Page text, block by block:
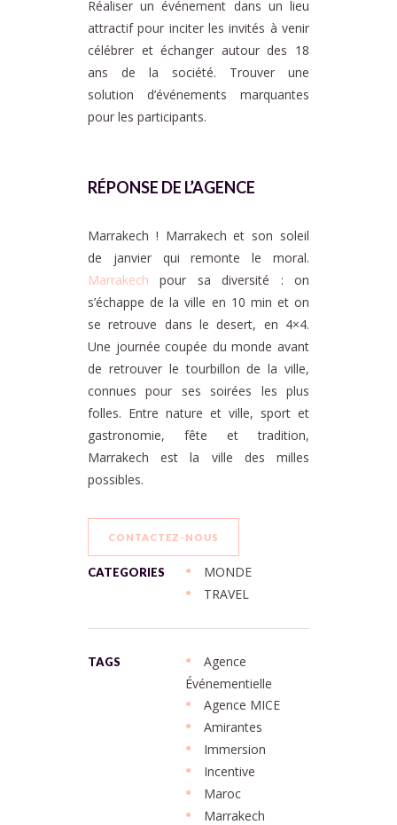
Réaliser un événement dans un lieu
attractif pour inciter les invités à venir
célébrer et échanger autour des 18
ans de la société. Trouver une
solution d’événements marquantes
pour les participants.
RÉPONSE DE L’AGENCE
Marrakech ! Marrakech et son soleil
de janvier qui remonte le moral.
Marrakech pour sa diversité : on
s’échappe de la ville en 10 min et on
se retrouve dans le desert, en 4×4.
Une journée coupée du monde avant
de retrouver le tourbillon de la ville,
connues pour ses soirées les plus
folles. Entre nature et ville, sport et
gastronomie, fête et tradition,
Marrakech est la ville des milles
possibles.
CONTACTEZ-NOUS
CATEGORIES
MONDE
TRAVEL
TAGS
Agence
Événementielle
Agence MICE
Amirantes
Immersion
Incentive
Maroc
Marrakech